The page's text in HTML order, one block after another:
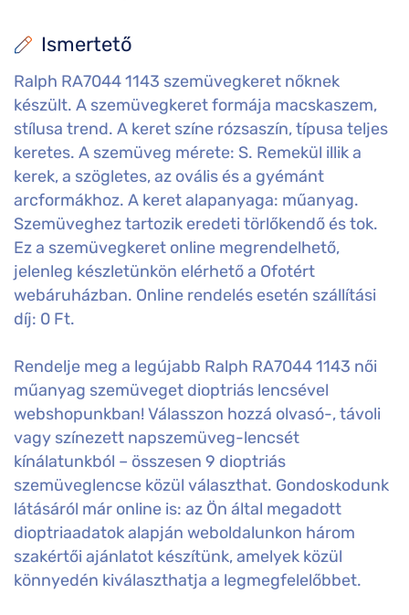
Ismertető
Ralph RA7044 1143 szemüvegkeret nőknek
készült. A szemüvegkeret formája macskaszem,
stílusa trend. A keret színe rózsaszín, típusa teljes
keretes. A szemüveg mérete: S. Remekül illik a
kerek, a szögletes, az ovális és a gyémánt
arcformákhoz. A keret alapanyaga: műanyag.
Szemüveghez tartozik eredeti törlőkendő és tok.
Ez a szemüvegkeret online megrendelhető,
jelenleg készletünkön elérhető a Ofotért
webáruházban. Online rendelés esetén szállítási
díj: 0 Ft.
Rendelje meg a legújabb Ralph RA7044 1143 női
műanyag szemüveget dioptriás lencsével
webshopunkban! Válasszon hozzá olvasó-, távoli
vagy színezett napszemüveg-lencsét
kínálatunkból – összesen 9 dioptriás
szemüveglencse közül választhat. Gondoskodunk
látásáról már online is: az Ön által megadott
dioptriaadatok alapján weboldalunkon három
szakértői ajánlatot készítünk, amelyek közül
könnyedén kiválaszthatja a legmegfelelőbbet.